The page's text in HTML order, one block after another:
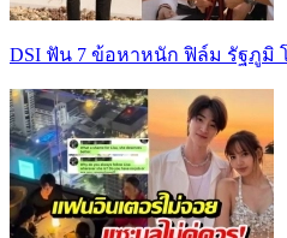
DSI ฟัน 7 ข้อหาหนัก ฟิล์ม รัฐภูมิ